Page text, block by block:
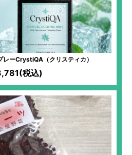
レーCrystiQA（クリスティカ）
税込)